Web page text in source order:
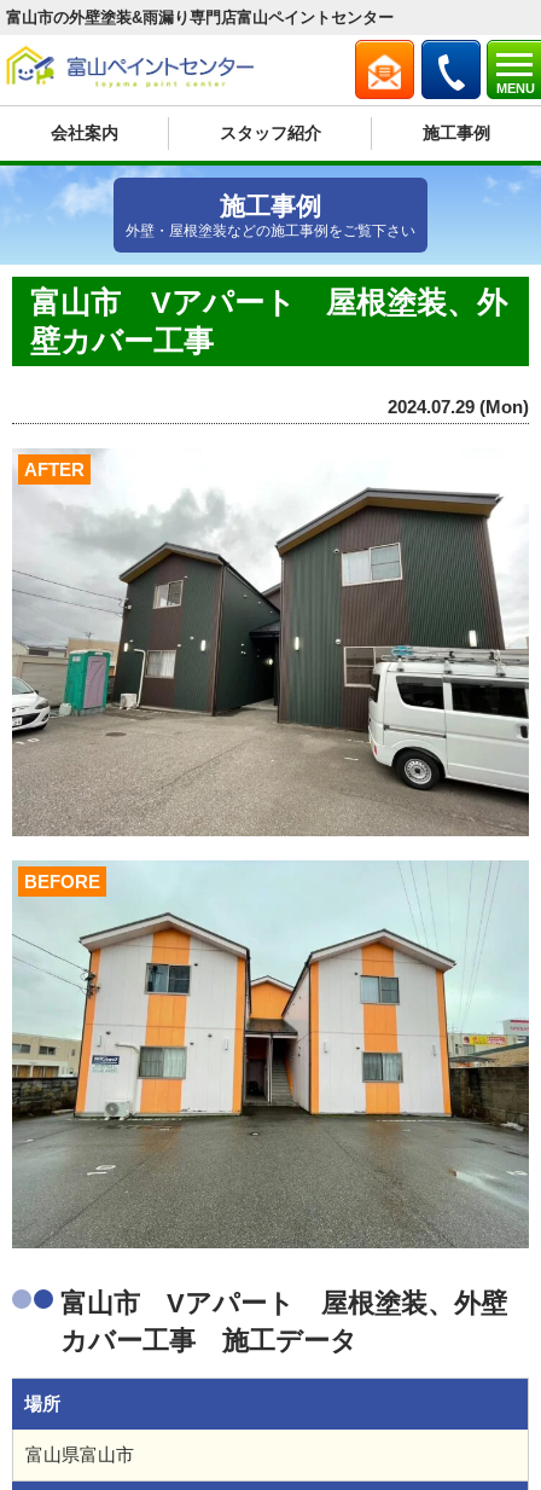
MENU
富山市の外壁塗装&雨漏り専門店富山ペイントセンター
会社案内 スタッフ紹介 施工事例
施工事例
外壁・屋根塗装などの施工事例をご覧下さい
富山市 Vアパート 屋根塗装、外
壁カバー工事
2024.07.29 (Mon)
AFTER
BEFORE
富山市 Vアパート 屋根塗装、外壁
カバー工事 施工データ
場所
富山県富山市